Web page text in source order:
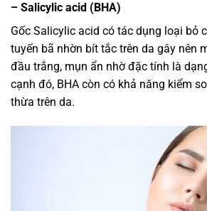
– Salicylic acid (BHA)
Gốc Salicylic acid có tác dụng loại bỏ
tuyến bã nhờn bít tắc trên da gây nên
đầu trắng, mụn ẩn nhờ đặc tính là
cạnh đó, BHA còn có khả năng kiểm
thừa trên da.